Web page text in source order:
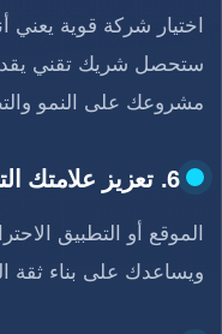
اختيار شركة قوية
ستحصل شريك تقني
مشروعك على النمو
6. تعزيز علامتك التجارية
الموقع أو التطبيق
ويساعدك على بناء ثقة